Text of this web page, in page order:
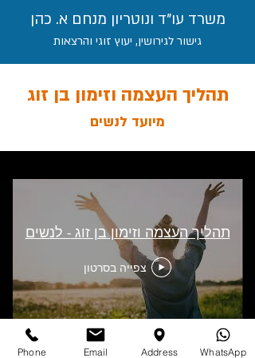
משרד עו"ד ונוטריון מנחם א. כהן
גישור לגירושין, יעוץ זוגי והרצאות
תהליך העצמה וזימון בן זוג
מיועד לנשים
תהליך העצמה וזימון בן זוג - לנשים
צפייה בסרטון
Phone Email Address WhatsApp